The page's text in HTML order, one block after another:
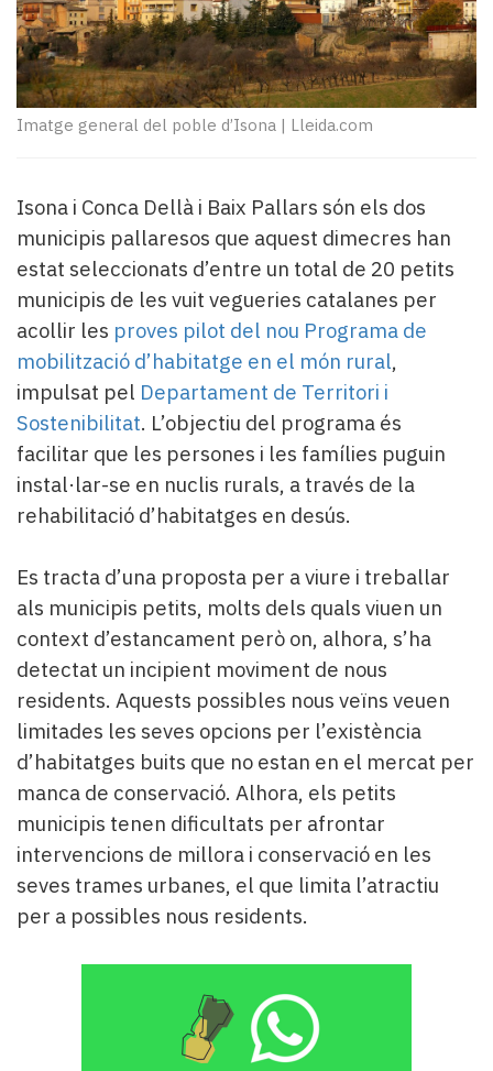
teva!
Subscriptors
La
newsletter
del
patrocinat
Lo
llegit...
Editorial
Imatge general del poble d’Isona | Lleida.com
Isona i Conca Dellà i Baix Pallars són els dos
municipis pallaresos que aquest dimecres han
estat seleccionats d’entre un total de 20 petits
municipis de les vuit vegueries catalanes per
acollir les proves pilot del nou Programa de
mobilització d’habitatge en el món rural,
impulsat pel Departament de Territori i
Sostenibilitat. L’objectiu del programa és
facilitar que les persones i les famílies puguin
instal·lar-se en nuclis rurals, a través de la
rehabilitació d’habitatges en desús.
Es tracta d’una proposta per a viure i treballar
als municipis petits, molts dels quals viuen un
context d’estancament però on, alhora, s’ha
detectat un incipient moviment de nous
residents. Aquests possibles nous veïns veuen
limitades les seves opcions per l’existència
d’habitatges buits que no estan en el mercat per
manca de conservació. Alhora, els petits
municipis tenen dificultats per afrontar
intervencions de millora i conservació en les
seves trames urbanes, el que limita l’atractiu
per a possibles nous residents.